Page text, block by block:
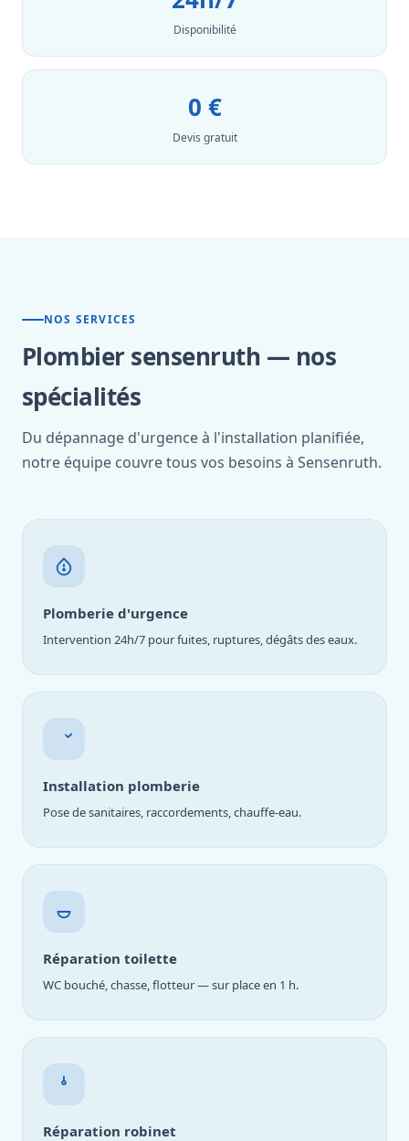
Disponibilité
0 €
Devis gratuit
NOS SERVICES
Plombier sensenruth — nos
spécialités
Du dépannage d'urgence à l'installation planifiée,
notre équipe couvre tous vos besoins à Sensenruth.
Plomberie d'urgence
Intervention 24h/7 pour fuites, ruptures, dégâts des eaux.
Installation plomberie
Pose de sanitaires, raccordements, chauffe-eau.
Réparation toilette
WC bouché, chasse, flotteur — sur place en 1 h.
Réparation robinet